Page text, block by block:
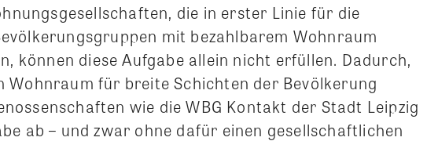
die in erster Linie für die
mit bezahlbarem Wohnraum
können diese Aufgabe allein nicht erfüllen. Dadurch,
Wohnraum für breite Schichten der Bevölkerung
wie die WBG Kontakt der Stadt Leipzig
ab – und zwar ohne dafür einen gesellschaftlichen